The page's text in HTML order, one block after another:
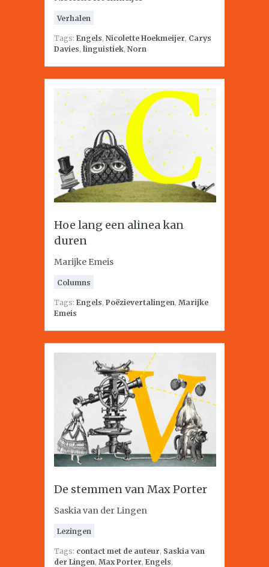
Verhalen
Tags: Engels, Nicolette Hoekmeijer, Carys
Davies, linguistiek, Norn
Hoe lang een alinea kan
duren
Marijke Emeis
Columns
Tags: Engels, Poëzievertalingen, Marijke
Emeis
De stemmen van Max Porter
Saskia van der Lingen
Lezingen
Tags: contact met de auteur, Saskia van
der Lingen, Max Porter, Engels,